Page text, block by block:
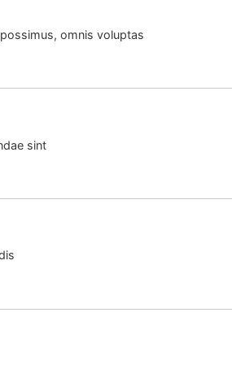
omnis voluptas
sint